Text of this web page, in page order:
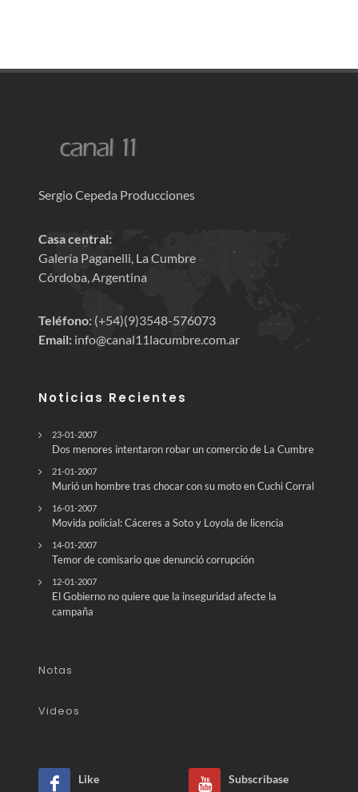
Sergio Cepeda Producciones
Casa central:
Galería Paganelli, La Cumbre
Córdoba, Argentina
Teléfono: (+54)(9)3548-576073
Email: info@canal11lacumbre.com.ar
Noticias Recientes
23-01-2007
Dos menores intentaron robar un comercio de La Cumbre
21-01-2007
Murió un hombre tras chocar con su moto en Cuchi Corral
16-01-2007
Movida policial: Cáceres a Soto y Loyola de licencia
14-01-2007
Temor de comisario que denunció corrupción
12-01-2007
El Gobierno no quiere que la inseguridad afecte la
campaña
Notas
Videos
Like
Subscribase